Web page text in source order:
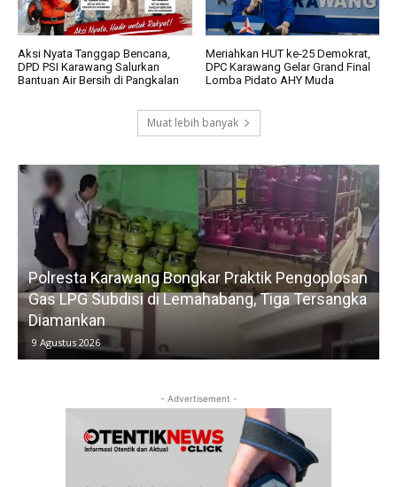
Aksi Nyata Tanggap Bencana,
DPD PSI Karawang Salurkan
Bantuan Air Bersih di Pangkalan
Meriahkan HUT ke-25 Demokrat,
DPC Karawang Gelar Grand Final
Lomba Pidato AHY Muda
Muat lebih banyak
Pengoplosan
Tersangka
Ketua Bidang Tanggap Bencana DPD
Karawang Setiawan Adriell Salurkan
Kursi Roda untuk Warga Batujaya
9 Agustus 2026
- Advertisement -